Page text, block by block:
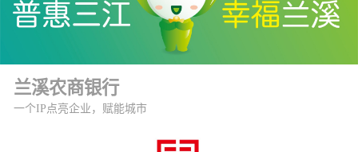
兰溪农商银行
一个IP点亮企业，赋能城市